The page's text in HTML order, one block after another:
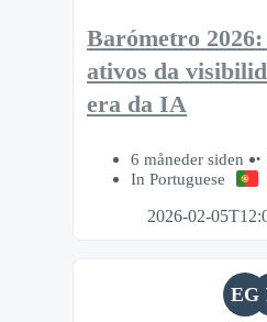
Barómetro 2026:
ativos da
era da IA
6 måneder siden
In Portuguese
2026-02-
EG